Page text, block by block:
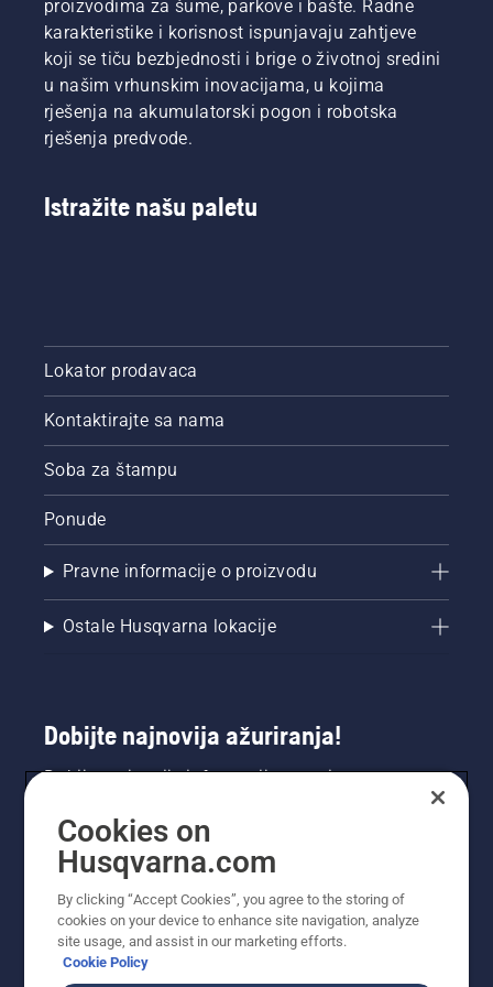
proizvodima za šume, parkove i bašte. Radne
karakteristike i korisnost ispunjavaju zahtjeve
koji se tiču bezbjednosti i brige o životnoj sredini
u našim vrhunskim inovacijama, u kojima
rješenja na akumulatorski pogon i robotska
rješenja predvode.
Istražite našu paletu
Lokator prodavaca
Kontaktirajte sa nama
Soba za štampu
Ponude
Pravne informacije o proizvodu
Ostale Husqvarna lokacije
Dobijte najnovija ažuriranja!
Dobijte najnovije informacije o novim
proizvodima, specijalnim ponudama i još mnogo
toga. Prijavite se na naš bilten ovdje.
Cookies on
Husqvarna.com
By clicking “Accept Cookies”, you agree to the storing of
cookies on your device to enhance site navigation, analyze
site usage, and assist in our marketing efforts.
Cookie Policy